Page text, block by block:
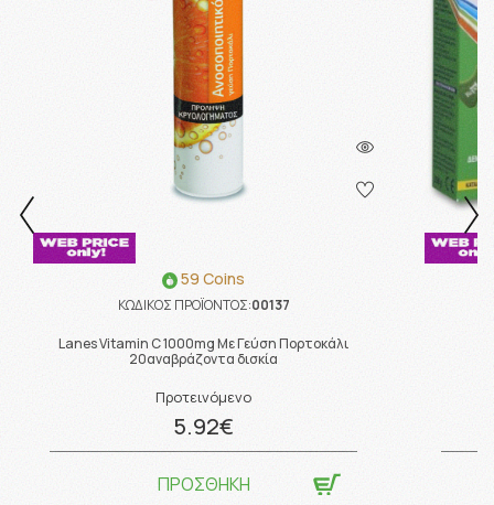
59 Coins
ΚΩΔΙΚΟΣ ΠΡΟΪΟΝΤΟΣ:00137
Lanes Vitamin C 1000mg Με Γεύση Πορτοκάλι
20αναβράζοντα δισκία
Προτεινόμενο
5.92€
ΠΡΟΣΘΗΚΗ